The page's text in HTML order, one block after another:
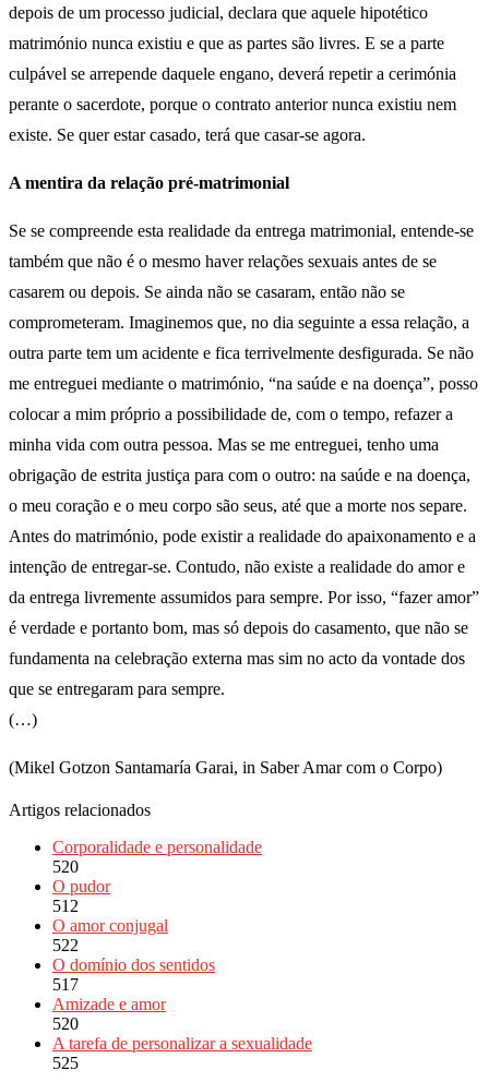
depois de um processo judicial, declara que aquele hipotético
matrimónio nunca existiu e que as partes são livres. E se a parte
culpável se arrepende daquele engano, deverá repetir a cerimónia
perante o sacerdote, porque o contrato anterior nunca existiu nem
existe. Se quer estar casado, terá que casar-se agora.
A mentira da relação pré-matrimonial
Se se compreende esta realidade da entrega matrimonial, entende-se
também que não é o mesmo haver relações sexuais antes de se
casarem ou depois. Se ainda não se casaram, então não se
comprometeram. Imaginemos que, no dia seguinte a essa relação, a
outra parte tem um acidente e fica terrivelmente desfigurada. Se não
me entreguei mediante o matrimónio, “na saúde e na doença”, posso
colocar a mim próprio a possibilidade de, com o tempo, refazer a
minha vida com outra pessoa. Mas se me entreguei, tenho uma
obrigação de estrita justiça para com o outro: na saúde e na doença,
o meu coração e o meu corpo são seus, até que a morte nos separe.
Antes do matrimónio, pode existir a realidade do apaixonamento e a
intenção de entregar-se. Contudo, não existe a realidade do amor e
da entrega livremente assumidos para sempre. Por isso, “fazer amor”
é verdade e portanto bom, mas só depois do casamento, que não se
fundamenta na celebração externa mas sim no acto da vontade dos
que se entregaram para sempre.
(…)
(Mikel Gotzon Santamaría Garai, in Saber Amar com o Corpo)
Artigos relacionados
Corporalidade e personalidade
520
O pudor
512
O amor conjugal
522
O domínio dos sentidos
517
Amizade e amor
520
A tarefa de personalizar a sexualidade
525